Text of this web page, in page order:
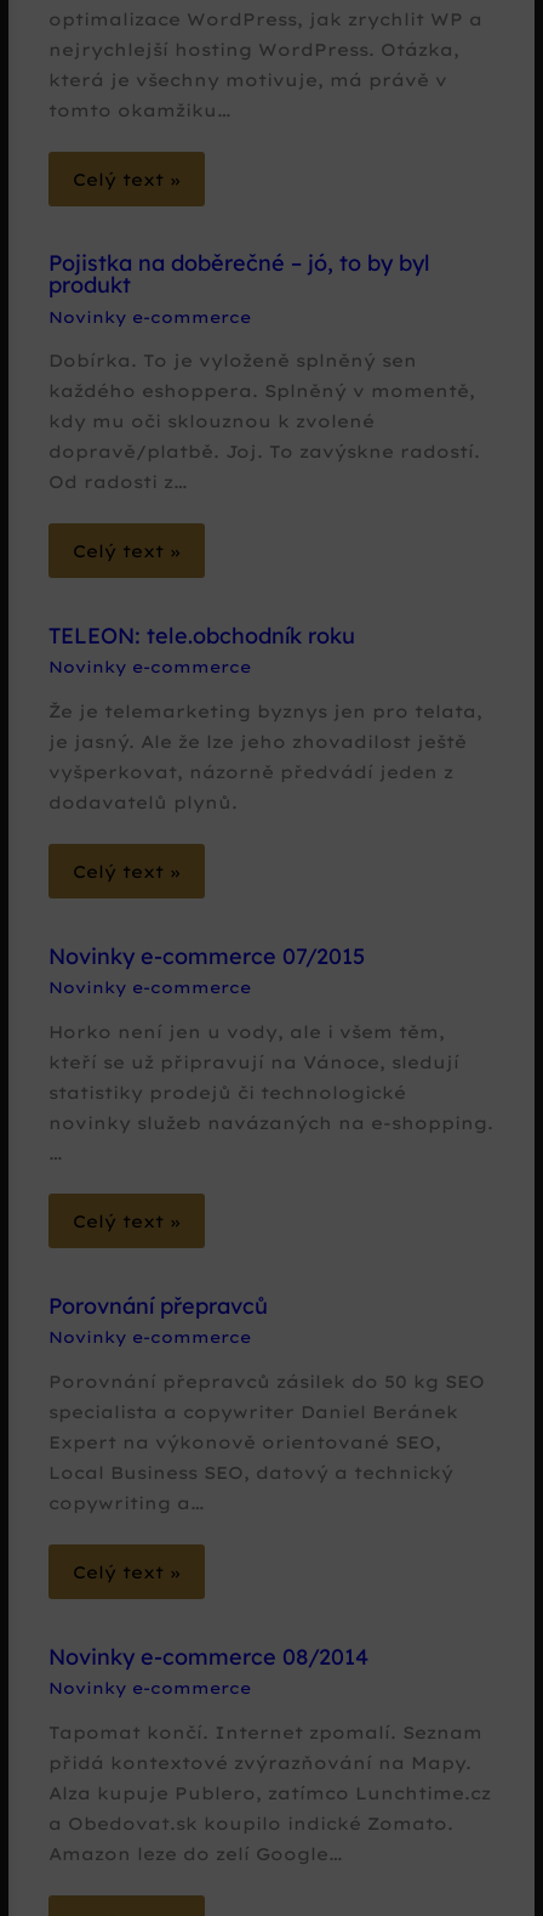
optimalizace WordPress, jak zrychlit WP a
nejrychlejší hosting WordPress. Otázka,
která je všechny motivuje, má právě v
tomto okamžiku…
Celý text »
Pojistka na doběrečné – jó, to by byl
produkt
Novinky e-commerce
Dobírka. To je vyloženě splněný sen
každého eshoppera. Splněný v momentě,
kdy mu oči sklouznou k zvolené
dopravě/platbě. Joj. To zavýskne radostí.
Od radosti z…
Celý text »
TELEON: tele.obchodník roku
Novinky e-commerce
Že je telemarketing byznys jen pro telata,
je jasný. Ale že lze jeho zhovadilost ještě
vyšperkovat, názorně předvádí jeden z
dodavatelů plynů.
Celý text »
Novinky e-commerce 07/2015
Novinky e-commerce
Horko není jen u vody, ale i všem těm,
kteří se už připravují na Vánoce, sledují
statistiky prodejů či technologické
novinky služeb navázaných na e-shopping.
…
Celý text »
Porovnání přepravců
Novinky e-commerce
Porovnání přepravců zásilek do 50 kg SEO
specialista a copywriter Daniel Beránek
Expert na výkonově orientované SEO,
Local Business SEO, datový a technický
copywriting a…
Celý text »
Novinky e-commerce 08/2014
Novinky e-commerce
Tapomat končí. Internet zpomalí. Seznam
přidá kontextové zvýrazňování na Mapy.
Alza kupuje Publero, zatímco Lunchtime.cz
a Obedovat.sk koupilo indické Zomato.
Amazon leze do zelí Google…